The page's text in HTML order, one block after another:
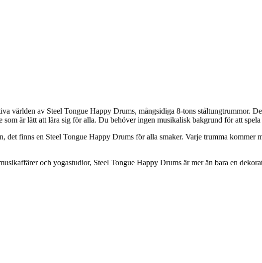
världen av Steel Tongue Happy Drums, mångsidiga 8-tons ståltungtrummor.
är lätt att lära sig för alla. Du behöver ingen musikalisk bakgrund för att
det finns en Steel Tongue Happy Drums för alla smaker. Varje trumma
och yogastudior, Steel Tongue Happy Drums är mer än bara en